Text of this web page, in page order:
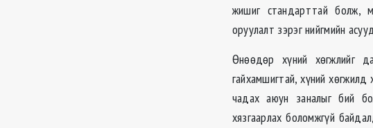
жишиг стандарттай болж,
оруулалт зэрэг нийгмийн
Өнөөдөр хүний хөгжлийг
гайхамшигтай, хүний
чадах аюун заналыг бий
хязгаарлах боломжгүй